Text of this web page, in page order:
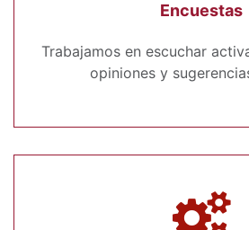
Encuestas
Trabajamos en escuchar
opiniones y